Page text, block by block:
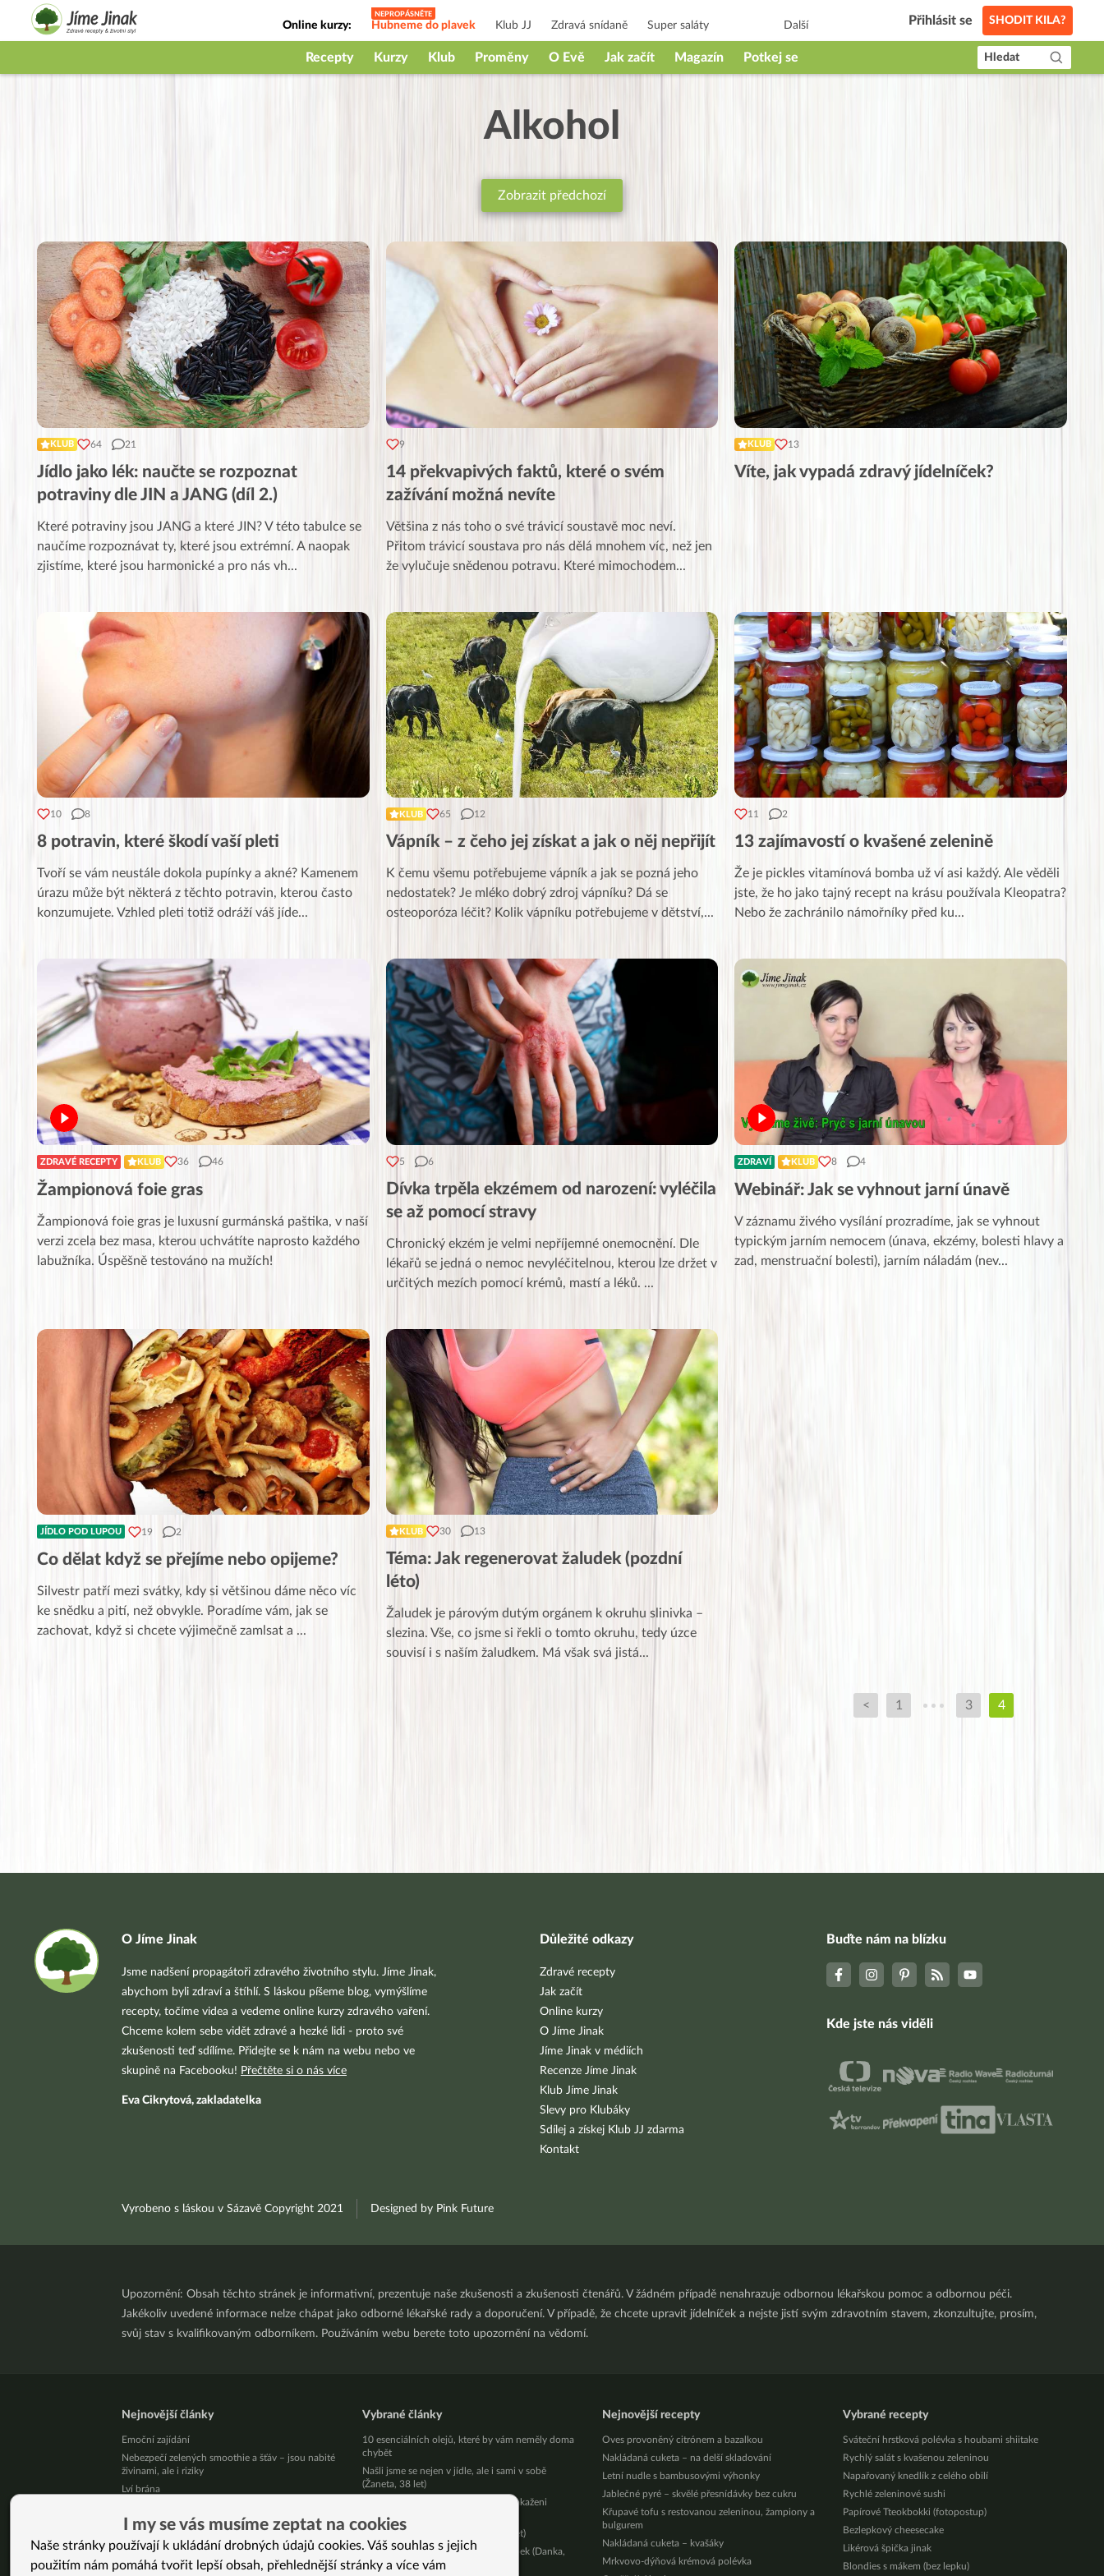
Online kurzy: Hubneme do plavek Klub JJ Zdravá snídaně Super saláty
Jak na babičky
Další Přihlásit se SHODIT KILA?
Recepty Kurzy Klub Proměny O Evě Jak začít Magazín Potkej se Hledat
Alkohol
Zobrazit předchozí
KLUB 64 21
Jídlo jako lék: naučte se rozpoznat
potraviny dle JIN a JANG (díl 2.)
Které potraviny jsou JANG a které JIN? V této tabulce se
naučíme rozpoznávat ty, které jsou extrémní. A naopak
zjistíme, které jsou harmonické a pro nás vh...
9
14 překvapivých faktů, které o svém
zažívání možná nevíte
Většina z nás toho o své trávicí soustavě moc neví.
Přitom trávicí soustava pro nás dělá mnohem víc, než jen
že vylučuje snědenou potravu. Které mimochodem...
KLUB 13
Víte, jak vypadá zdravý jídelníček?
10 8
8 potravin, které škodí vaší pleti
Tvoří se vám neustále dokola pupínky a akné? Kamenem
úrazu může být některá z těchto potravin, kterou často
konzumujete. Vzhled pleti totiž odráží váš jíde...
KLUB 65 12
Vápník – z čeho jej získat a jak o něj nepřijít
K čemu všemu potřebujeme vápník a jak se pozná jeho
nedostatek? Je mléko dobrý zdroj vápníku? Dá se
osteoporóza léčit? Kolik vápníku potřebujeme v dětství,...
11 2
13 zajímavostí o kvašené zelenině
Že je pickles vitamínová bomba už ví asi každý. Ale věděli
jste, že ho jako tajný recept na krásu používala Kleopatra?
Nebo že zachránilo námořníky před ku...
ZDRAVÉ RECEPTY KLUB 36 46
Žampionová foie gras
Žampionová foie gras je luxusní gurmánská paštika, v naší
verzi zcela bez masa, kterou uchvátíte naprosto každého
labužníka. Úspěšně testováno na mužích!
5 6
Dívka trpěla ekzémem od narození: vyléčila
se až pomocí stravy
Chronický ekzém je velmi nepříjemné onemocnění. Dle
lékařů se jedná o nemoc nevyléčitelnou, kterou lze držet v
určitých mezích pomocí krémů, mastí a léků. ...
ZDRAVÍ KLUB 8 4
Webinář: Jak se vyhnout jarní únavě
V záznamu živého vysílání prozradíme, jak se vyhnout
typickým jarním nemocem (únava, ekzémy, bolesti hlavy a
zad, menstruační bolesti), jarním náladám (nev...
JÍDLO POD LUPOU 19 2
Co dělat když se přejíme nebo opijeme?
Silvestr patří mezi svátky, kdy si většinou dáme něco víc
ke snědku a pití, než obvykle. Poradíme vám, jak se
zachovat, když si chcete výjimečně zamlsat a ...
KLUB 30 13
Téma: Jak regenerovat žaludek (pozdní
léto)
Žaludek je párovým dutým orgánem k okruhu slinivka –
slezina. Vše, co jsme si řekli o tomto okruhu, tedy úzce
souvisí i s naším žaludkem. Má však svá jistá...
< 1 3 4
O Jíme Jinak
Jsme nadšení propagátoři zdravého životního stylu. Jíme Jinak,
abychom byli zdraví a štíhlí. S láskou píšeme blog, vymýšlíme
recepty, točíme videa a vedeme online kurzy zdravého vaření.
Chceme kolem sebe vidět zdravé a hezké lidi - proto své
zkušenosti teď sdílíme. Přidejte se k nám na webu nebo ve
skupině na Facebooku! Přečtěte si o nás více
Eva Cikrytová, zakladatelka
Důležité odkazy
Zdravé recepty
Jak začít
Online kurzy
O Jíme Jinak
Jíme Jinak v médiích
Recenze Jíme Jinak
Klub Jíme Jinak
Slevy pro Klubáky
Sdílej a získej Klub JJ zdarma
Kontakt
Buďte nám na blízku
Kde jste nás viděli
Vyrobeno s láskou v Sázavě Copyright 2021 Designed by Pink Future
Upozornění: Obsah těchto stránek je informativní, prezentuje naše zkušenosti a zkušenosti čtenářů. V žádném případě nenahrazuje odbornou lékařskou pomoc a odbornou péči.
Jakékoliv uvedené informace nelze chápat jako odborné lékařské rady a doporučení. V případě, že chcete upravit jídelníček a nejste jistí svým zdravotním stavem, zkonzultujte, prosím,
svůj stav s kvalifikovaným odborníkem. Používáním webu berete toto upozornění na vědomí.
Nejnovější články
Emoční zajídání
Nebezpečí zelených smoothie a šťáv – jsou nabité
živinami, ale i riziky
Lví brána
chemie?
Krevní skupina a jídelníček: mýtus, který přežil 30
let bez jediného důkazu
Léky mi snížili na minimum a štítná žláza se
Vybrané články
10 esenciálních olejů, které by vám neměly doma
chybět
Našli jsme se nejen v jídle, ale i sami v sobě
(Žaneta, 38 let)
Strávníci amerických McDonald’s nakaženi
parazity z výkalů
Hlavně se nestresovat (Monika, 36 let)
Zbavila jsem se únavy i alergie na lepek (Danka,
34 let)
Nejnovější recepty
Oves provoněný citrónem a bazalkou
Nakládaná cuketa – na delší skladování
Letní nudle s bambusovými výhonky
Jablečné pyré – skvělé přesnídávky bez cukru
Křupavé tofu s restovanou zeleninou, žampiony a
bulgurem
Nakládaná cuketa – kvašáky
Mrkvovo-dýňová krémová polévka
Vybrané recepty
Sváteční hrstková polévka s houbami shiitake
Rychlý salát s kvašenou zeleninou
Napařovaný knedlík z celého obilí
Rychlé zeleninové sushi
Papírové Tteokbokki (fotopostup)
Bezlepkový cheesecake
Likérová špička jinak
Blondies s mákem (bez lepku)
I my se vás musíme zeptat na cookies
Naše stránky používají k ukládání drobných údajů cookies. Váš souhlas s jejich
použitím nám pomáhá tvořit lepší obsah, přehlednější stránky a více vám